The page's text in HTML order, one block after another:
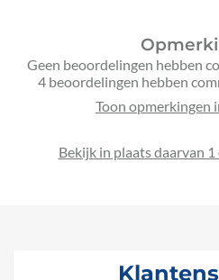
Geen beoordelingen hebben
4 beoordelingen hebben
Bekijk in plaats daarvan